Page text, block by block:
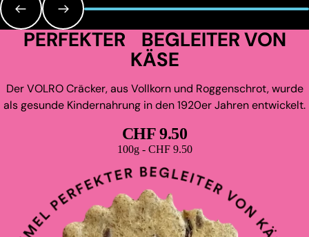
PERFEKTER BEGLEITER VON
KÄSE
Der VOLRO Cräcker, aus Vollkorn und Roggenschrot, wurde
als gesunde Kindernahrung in den 1920er Jahren entwickelt.
CHF 9.50
Grundpreis
100g - CHF 9.50